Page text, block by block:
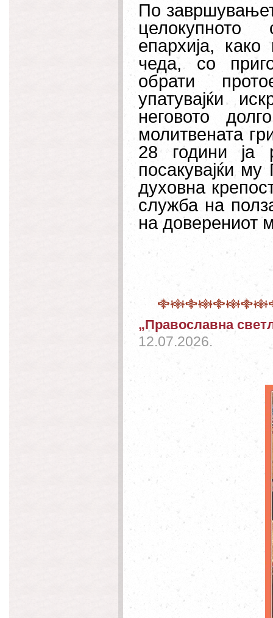
По
целокупното
епархија,
чеда, со
обрати
упатувајќи
неговото
молитвената
28 години ја
посакувајќи
духовна
служба на
на доверениот
„Православна
12.07.2026.